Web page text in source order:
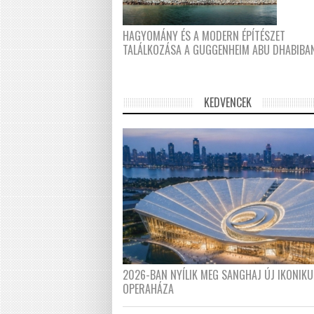
HAGYOMÁNY ÉS A MODERN ÉPÍTÉSZET
TALÁLKOZÁSA A GUGGENHEIM ABU
KEDVENCEK
2026-BAN NYÍLIK MEG SANGHAJ ÚJ
OPERAHÁZA